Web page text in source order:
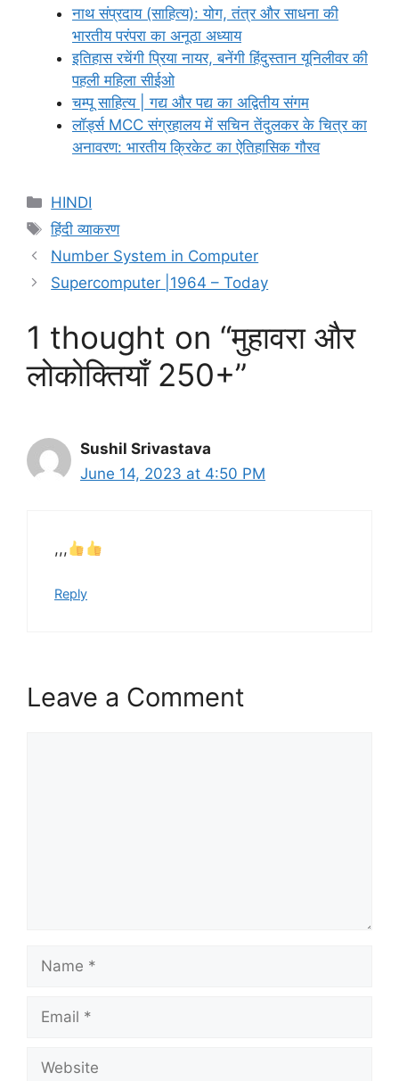
नाथ संप्रदाय (साहित्य): योग, तंत्र और साधना की
भारतीय परंपरा का अनूठा अध्याय
इतिहास रचेंगी प्रिया नायर, बनेंगी हिंदुस्तान यूनिलीवर की
पहली महिला सीईओ
चम्पू साहित्य | गद्य और पद्य का अद्वितीय संगम
लॉर्ड्स MCC संग्रहालय में सचिन तेंदुलकर के चित्र का
अनावरण: भारतीय क्रिकेट का ऐतिहासिक गौरव
Categories
HINDI
Tags
हिंदी व्याकरण
Number System in Computer
Supercomputer |1964 – Today
1 thought on “मुहावरा और
लोकोक्तियाँ 250+”
Sushil Srivastava
June 14, 2023 at 4:50 PM
,,,
Reply
Leave a Comment